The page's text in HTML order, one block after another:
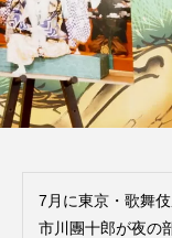
7月に東京・歌舞
市川團十郎が夜の